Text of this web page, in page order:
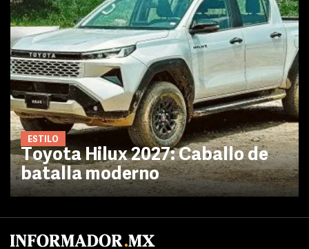
ESTILO
Toyota Hilux 2027: Caballo de
batalla moderno